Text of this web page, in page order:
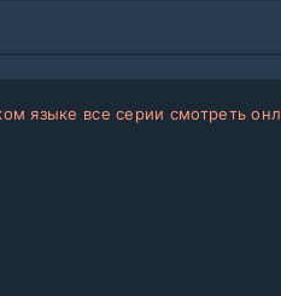
языке все серии смотреть